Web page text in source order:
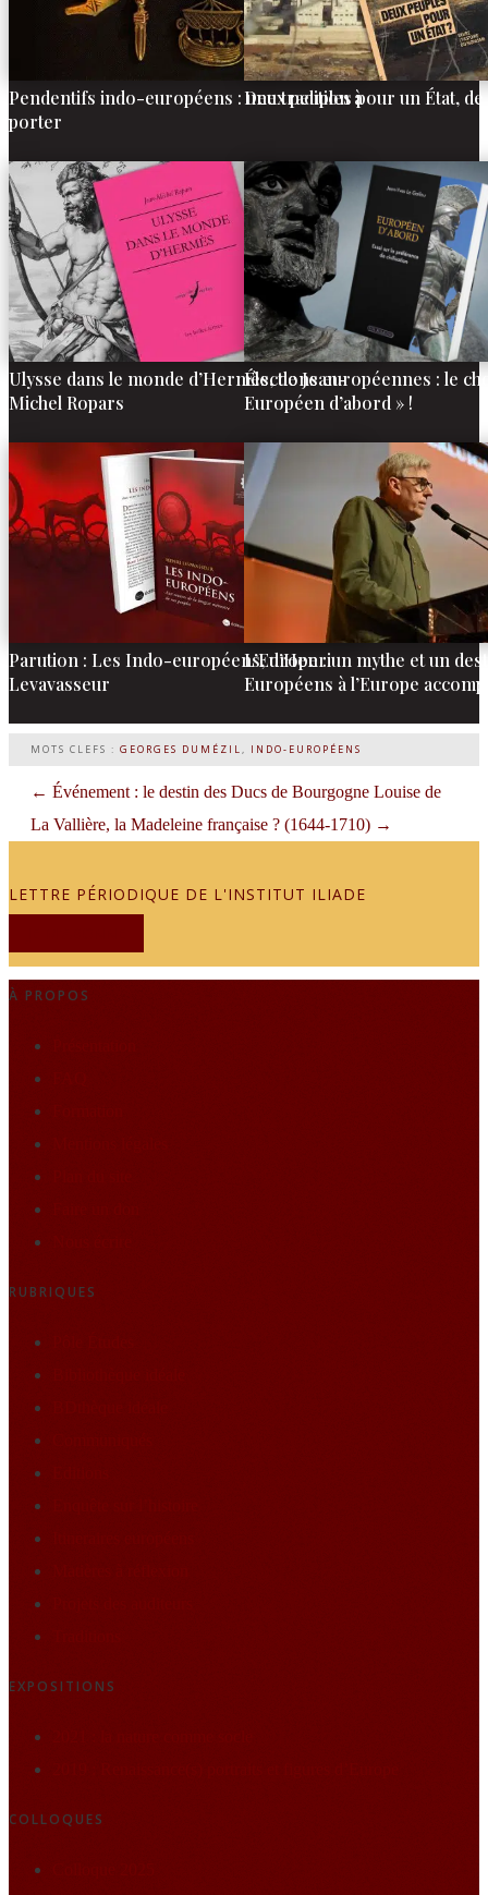
Pendentifs indo-européens : une tradition à
porter
Deux peuples pour un État,
Ulysse dans le monde d’Hermès, de Jean-
Michel Ropars
Élections européennes : le
Européen d’abord » !
Parution : Les Indo-européens, d’Henri
Levavasseur
L’Europe : un mythe et un
Européens à l’Europe
MOTS CLEFS : GEORGES DUMÉZIL, INDO-EUROPÉENS
← Événement : le destin des Ducs de Bourgogne Louise de
La Vallière, la Madeleine française ? (1644-1710) →
LETTRE PÉRIODIQUE DE L'INSTITUT ILIADE
À PROPOS
RUBRIQUES
EXPOSITIONS
COLLOQUES